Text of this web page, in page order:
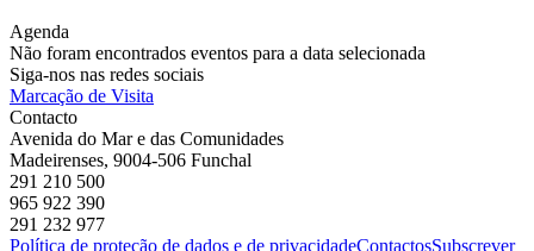
Agenda
Não foram encontrados eventos para a data selecionada
Siga-nos nas redes sociais
Marcação de Visita
Contacto
Avenida do Mar e das Comunidades
Madeirenses, 9004-506 Funchal
291 210 500
965 922 390
291 232 977
Política de proteção de dados e de privacidadeContactosSubscrever